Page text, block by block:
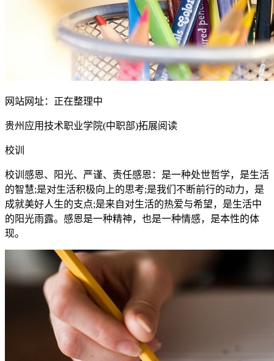
网站网址：正在整理中
贵州应用技术职业学院(中职部)拓展阅读
校训
校训感恩、阳光、严谨、责任感恩：是一种处世哲学，是生活
的智慧;是对生活积极向上的思考;是我们不断前行的动力，是
成就美好人生的支点;是来自对生活的热爱与希望，是生活中
的阳光雨露。感恩是一种精神，也是一种情感，是本性的体
现。